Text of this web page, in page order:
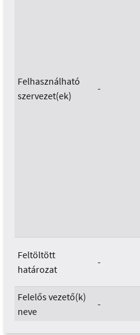
Felhasználható
szervezet(ek)
-
Feltöltött
határozat
-
Felelős vezető(k)
neve
-